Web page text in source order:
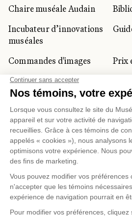
Chaire muséale Audain
Incubateur d’innovations
muséales
Commandes d'images
Prix
Prix Lynne-Cohen
CLIENTÈLE
ET PRIVÉE
Location d'espaces